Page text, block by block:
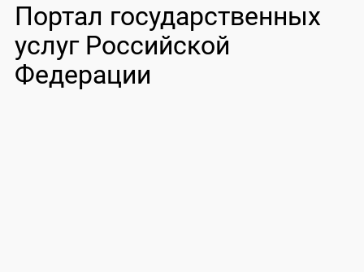
Портал государственных
услуг Российской
Федерации